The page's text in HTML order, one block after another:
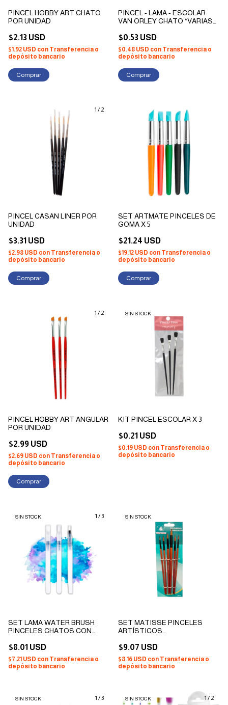
PINCEL HOBBY ART CHATO
POR UNIDAD
$2.13 USD
$1.92 USD con Transferencia o
depósito bancario
Comprar
PINCEL - LAMA - ESCOLAR
VAN ORLEY CHATO *VARIAS
$0.53 USD
$0.48 USD con Transferencia o
depósito bancario
Comprar
1 / 2
PINCEL CASAN LINER POR
UNIDAD
$3.31 USD
$2.98 USD con Transferencia o
depósito bancario
Comprar
SET ARTMATE PINCELES DE
GOMA X 5
$21.24 USD
$19.12 USD con Transferencia o
depósito bancario
1 / 2
PINCEL HOBBY ART ANGULAR
POR UNIDAD
$2.99 USD
$2.69 USD con Transferencia o
depósito bancario
Comprar
SIN STOCK
KIT PINCEL ESCOLAR X 3
$0.21 USD
$0.19 USD con Transferencia o
depósito bancario
1 /3
SIN STOCK
SET LAMA WATER BRUSH
PINCELES CHATOS CON
RECARGABLE X 3
$8.01 USD
$7.21 USD con Transferencia o
depósito bancario
SIN STOCK
SET MATISSE PINCELES
ARTÍSTICOS
SINTÉTICOS CABEZA
REDONDA X 6
$9.07 USD
$8.16 USD con Transferencia o
depósito bancario
1 /3
SIN STOCK 1 / 2
SIN STOCK